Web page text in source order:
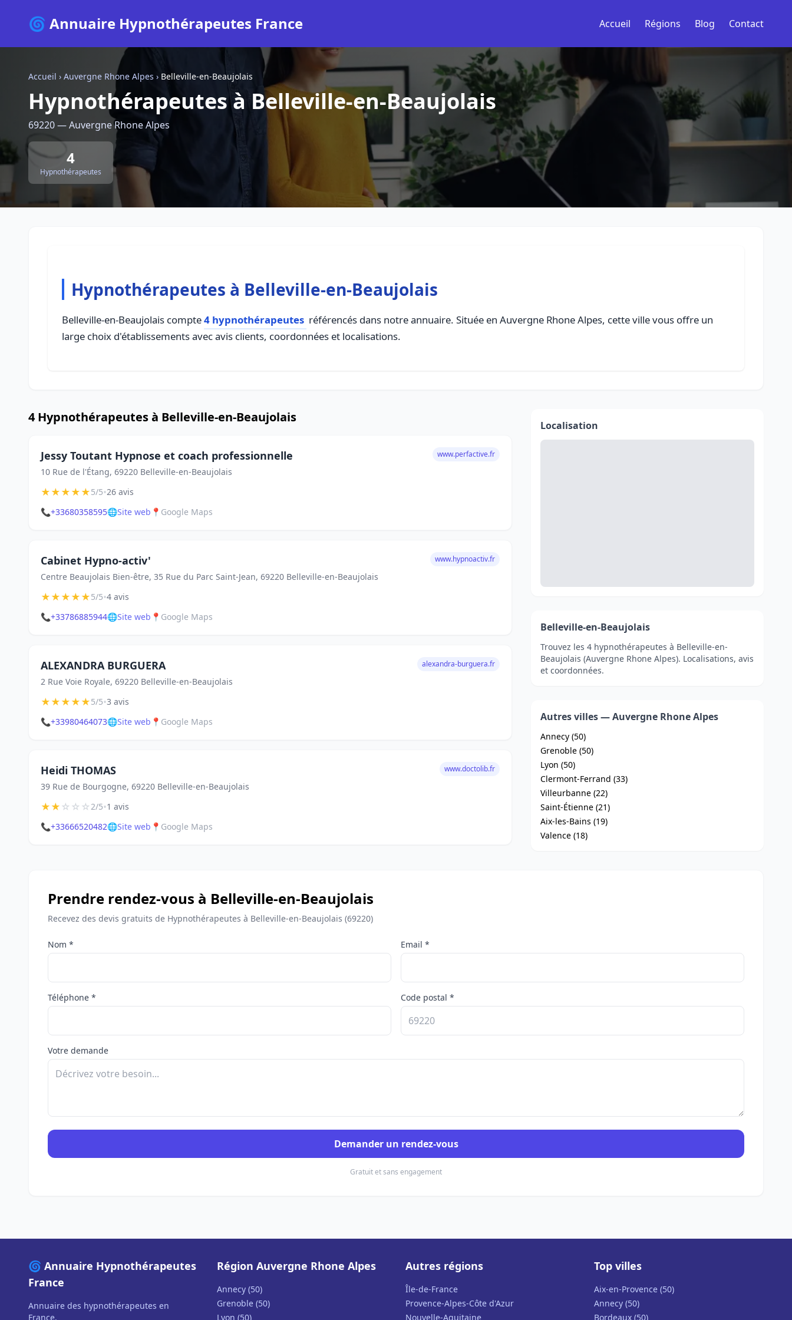
🌀 Annuaire Hypnothérapeutes France Accueil Régions Blog Contact
Accueil › Auvergne Rhone Alpes › Belleville-en-Beaujolais
Hypnothérapeutes à Belleville-en-Beaujolais
69220 — Auvergne Rhone Alpes
4
Hypnothérapeutes
Hypnothérapeutes à Belleville-en-Beaujolais
Belleville-en-Beaujolais compte4 hypnothérapeutes référencés dans notre annuaire. Située en Auvergne Rhone Alpes, cette ville vous offre un
large choix d'établissements avec avis clients, coordonnées et localisations.
4 Hypnothérapeutes à Belleville-en-Beaujolais
Jessy Toutant Hypnose et coach professionnelle
10 Rue de l'Étang, 69220 Belleville-en-Beaujolais
www.perfactive.fr
★★★★★5/5•26 avis
📞+33680358595🌐Site web 📍 Google Maps
Cabinet Hypno-activ'
Centre Beaujolais Bien-être, 35 Rue du Parc Saint-Jean, 69220 Belleville-en-Beaujolais
www.hypnoactiv.fr
★★★★★5/5•4 avis
📞+33786885944🌐Site web 📍 Google Maps
ALEXANDRA BURGUERA
2 Rue Voie Royale, 69220 Belleville-en-Beaujolais
alexandra-burguera.fr
★★★★★5/5•3 avis
📞+33980464073🌐Site web 📍 Google Maps
Heidi THOMAS
39 Rue de Bourgogne, 69220 Belleville-en-Beaujolais
www.doctolib.fr
★★☆☆☆2/5•1 avis
📞+33666520482🌐Site web 📍 Google Maps
Localisation
Belleville-en-Beaujolais
Trouvez les 4 hypnothérapeutes à Belleville-en-
Beaujolais (Auvergne Rhone Alpes). Localisations, avis
et coordonnées.
Autres villes — Auvergne Rhone Alpes
Annecy (50)
Grenoble (50)
Lyon (50)
Clermont-Ferrand (33)
Villeurbanne (22)
Saint-Étienne (21)
Aix-les-Bains (19)
Valence (18)
Prendre rendez-vous à Belleville-en-Beaujolais
Recevez des devis gratuits de Hypnothérapeutes à Belleville-en-Beaujolais (69220)
Nom * Email *
Téléphone * Code postal *
Votre demande
Demander un rendez-vous
Gratuit et sans engagement
🌀 Annuaire Hypnothérapeutes
France
Annuaire des hypnothérapeutes en
France.
Région Auvergne Rhone Alpes
Annecy (50)
Grenoble (50)
Lyon (50)
Autres régions
Île-de-France
Provence-Alpes-Côte d'Azur
Nouvelle-Aquitaine
Top villes
Aix-en-Provence (50)
Annecy (50)
Bordeaux (50)